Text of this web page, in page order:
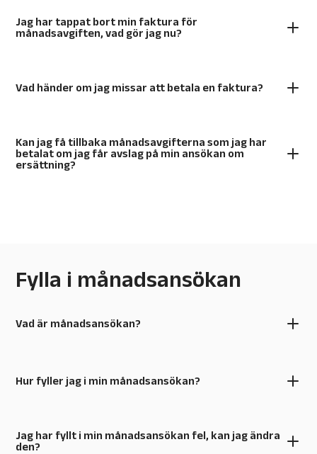
Jag har tappat bort min faktura för
månadsavgiften, vad gör jag nu?
Vad händer om jag missar att betala en faktura?
Kan jag få tillbaka månadsavgifterna som jag har
betalat om jag får avslag på min ansökan om
ersättning?
Fylla i månadsansökan
Vad är månadsansökan?
Hur fyller jag i min månadsansökan?
Jag har fyllt i min månadsansökan fel, kan jag ändra
den?